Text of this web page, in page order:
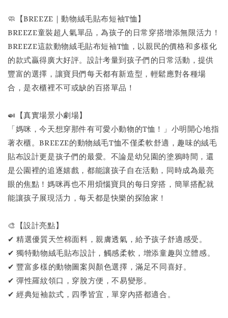
🧼【BREEZE｜動物絨毛貼布短袖T恤】
BREEZE童裝超人氣單品，為孩子的日常穿搭增添無限活力！
BREEZE這款動物絨毛貼布短袖T恤，以親民的價格和多樣化
的款式贏得廣大好評。設計考量到孩子們的日常活動，提供
豐富的選擇，讓寶貝們每天都有新造型，輕鬆應對各種場
合，是衣櫃裡不可或缺的百搭單品！
🍛【真實場景小劇場】
「媽咪，今天想穿那件有可愛小動物的T恤！」小明開心地指
著衣櫃。BREEZE的動物絨毛T恤不僅柔軟舒適，趣味的絨毛
貼布設計更是孩子們的最愛。不論是幼兒園的塗鴉時間，還
是公園裡的追逐嬉戲，都能讓孩子自在活動，同時成為最亮
眼的焦點！媽咪再也不用煩惱寶貝的每日穿搭，簡單搭配就
能讓孩子展現活力，每天都是快樂的探險家！
🎨【設計亮點】
✔ 精選優質天竺棉面料，親膚透氣，給予孩子舒適感受。
✔ 獨特動物絨毛貼布設計，觸感柔軟，增添童趣與立體感。
✔ 豐富多樣的動物圖案與顏色選擇，滿足不同喜好。
✔ 彈性羅紋領口，穿脫方便，不易變形。
✔ 經典短袖款式，四季皆宜，單穿內搭都適合。